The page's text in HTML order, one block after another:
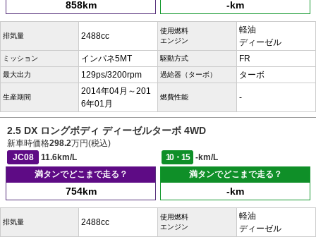
858km -km
排気量 2488cc
使用燃料
エンジン
軽油
ディーゼル
ミッション インパネ5MT 駆動方式 FR
最大出力 129ps/3200rpm 過給器（ターボ） ターボ
生産期間
2014年04月～201
6年01月
燃費性能 -
2.5 DX ロングボディ ディーゼルターボ 4WD
新車時価格298.2万円(税込)
JC08
11.6km/L 10・15
-km/L
満タンでどこまで走る？
754km
満タンでどこまで走る？
-km
排気量 2488cc
使用燃料
エンジン
軽油
ディーゼル